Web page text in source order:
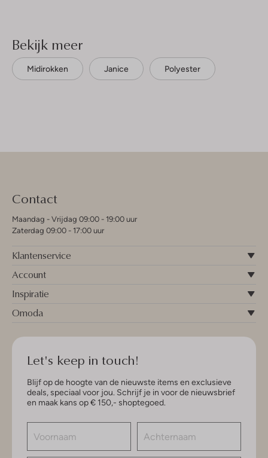
Bekijk meer
Midirokken Janice Polyester
Contact
Maandag - Vrijdag 09:00 - 19:00 uur
Zaterdag 09:00 - 17:00 uur
Klantenservice
Account
Inspiratie
Omoda
Let's keep in touch!
Blijf op de hoogte van de nieuwste items en exclusieve
deals, speciaal voor jou. Schrijf je in voor de nieuwsbrief
en maak kans op € 150,- shoptegoed.